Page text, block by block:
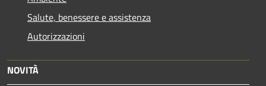
Salute, benessere e assistenza
Autorizzazioni
NOVITÀ